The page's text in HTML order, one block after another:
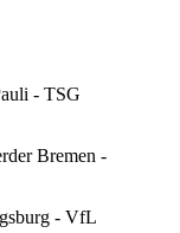
- TSG
Bremen -
- VfL